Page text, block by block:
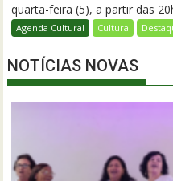
quarta-feira (5), a partir das
Agenda Cultural Cultura
NOTÍCIAS NOVAS